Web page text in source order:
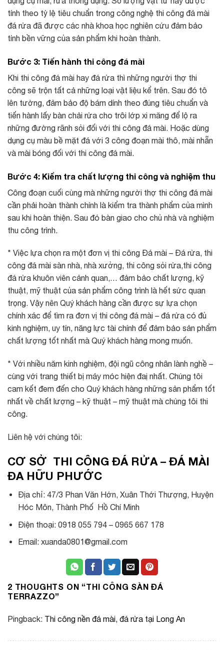
tính theo tỷ lệ tiêu chuẩn trong công nghệ thi công đá mài
đá rửa đã được các nhà khoa học nghiên cứu đảm bảo
tính bền vững của sản phẩm khi hoàn thành.
Bước 3: Tiến hành thi công đá mài
Khi thi công đá mài hay đá rửa thì những người thợ thi
công sẽ trộn tất cả những loại vật liệu kể trên. Sau đó tô
lên tường, đảm bảo độ bám dính theo đúng tiêu chuẩn và
tiến hành lấy bàn chải rửa cho trôi lớp xi măng để lộ ra
những đường rãnh sỏi đối với thi công đá mài. Hoặc dùng
dụng cụ màu bề mặt đá với 3 công đoạn mài thô, mài nhẵn
và mài bóng đối với thi công đá mài.
Bước 4: Kiểm tra chất lượng thi công và nghiệm thu
Công đoạn cuối cùng mà những người thợ thi công đá mài
cần phải hoàn thành chính là kiểm tra thành phẩm của mình
sau khi hoàn thiện. Sau đó bàn giao cho chủ nhà và nghiệm
thu công trình.
* Việc lựa chọn ra một đơn vị thi công Đá mài – Đá rửa, thi
công đá mài sàn nhà, nhà xưởng, thi công sỏi rửa,thi công
đá rửa khuôn viên cảnh quan,… đảm bảo chất lượng, kỹ
thuật, mỹ thuật của sản phẩm công trình là hết sức quan
trọng. Vậy nên Quý khách hàng cần được sự lựa chọn
chính xác để tìm ra đơn vị thi công đá mài – đá rửa có đủ
kinh nghiệm, uy tín, năng lực tài chính để đảm bảo sản phẩm
chất lượng tốt nhất mà Quý khách hàng mong muốn.
* Với nhiều năm kinh nghiệm, đội ngũ công nhân lành nghề –
cùng với trang thiết bị máy móc hiện đaị nhất. Chúng tôi
cam kết đem đến cho Quý khách hàng những sản phẩm tốt
nhất về chất lượng – kỹ thuật – mỹ thuật mà chúng tôi thi
công.
Liên hệ với chúng tôi:
CƠ SỞ THI CÔNG ĐÁ RỬA – ĐÁ MÀI
ĐA HỮU PHƯỚC
Địa chỉ: 47/3 Phan Văn Hớn, Xuân Thới Thượng, Huyện
Hóc Môn, Thành Phố Hồ Chí Minh
Điện thoại: 0918 055 794 – 0965 667 178
Email: xuanda0801@gmail.com
2 THOUGHTS ON “THI CÔNG SÀN ĐÁ
TERRAZZO”
Pingback: Thi công nền đá mài, đá rửa tại Long An